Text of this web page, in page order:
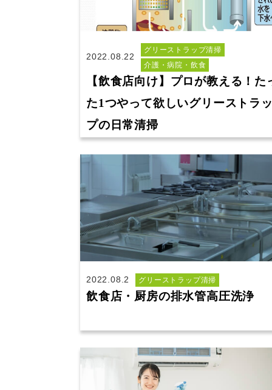
2022.08.22
グリーストラップ清掃
介護・病院・飲食
【飲食店向け】プロが教える！た
た1つやって欲しいグリーストラッ
プの日常清掃
2022.08.2 グリーストラップ清掃
飲食店・厨房の排水管高圧洗浄